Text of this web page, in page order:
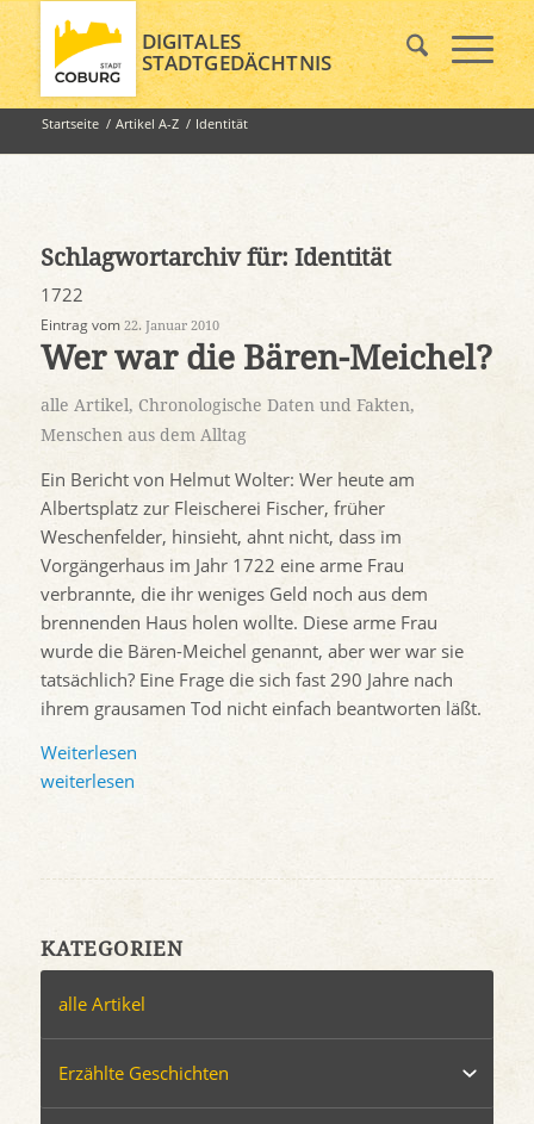
DIGITALES
STADTGEDÄCHTNIS
Startseite / Artikel A-Z / Identität
Schlagwortarchiv für: Identität
1722
Eintrag vom 22. Januar 2010
Wer war die Bären-Meichel?
alle Artikel, Chronologische Daten und Fakten,
Menschen aus dem Alltag
Ein Bericht von Helmut Wolter: Wer heute am
Albertsplatz zur Fleischerei Fischer, früher
Weschenfelder, hinsieht, ahnt nicht, dass im
Vorgängerhaus im Jahr 1722 eine arme Frau
verbrannte, die ihr weniges Geld noch aus dem
brennenden Haus holen wollte. Diese arme Frau
wurde die Bären-Meichel genannt, aber wer war sie
tatsächlich? Eine Frage die sich fast 290 Jahre nach
ihrem grausamen Tod nicht einfach beantworten läßt.
Weiterlesen
weiterlesen
KATEGORIEN
alle Artikel
Erzählte Geschichten